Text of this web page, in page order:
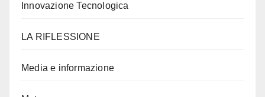
Innovazione Tecnologica
LA RIFLESSIONE
Media e informazione